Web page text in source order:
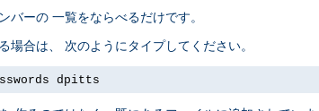
ーの 一覧をならべるだけです。
合は、 次のようにタイプしてください。
dpitts